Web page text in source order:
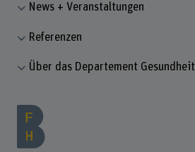
News + Veranstaltungen
Referenzen
Über das Departement Gesundheit